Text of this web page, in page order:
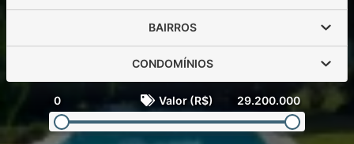
BAIRROS
CONDOMÍNIOS
0 Valor (R$) 29.200.000